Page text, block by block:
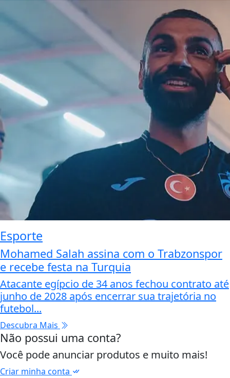
Esporte
Mohamed Salah assina com o Trabzonspor
e recebe festa na Turquia
Atacante egípcio de 34 anos fechou contrato até
junho de 2028 após encerrar sua trajetória no
futebol...
Descubra Mais
Não possui uma conta?
Você pode anunciar produtos e muito mais!
Criar minha conta